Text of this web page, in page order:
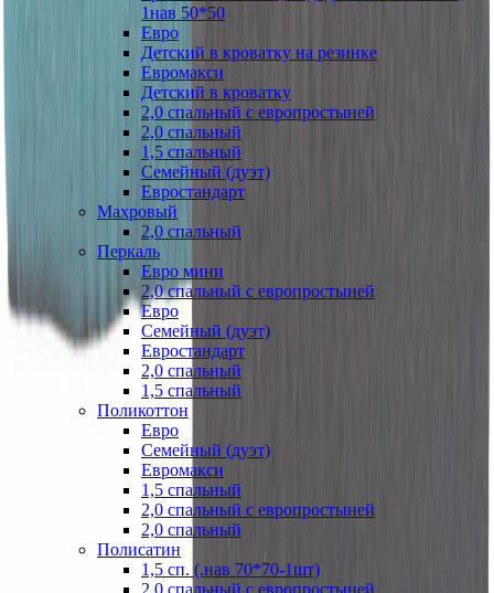
1нав 50*50
Евро
Детский в кроватку на резинке
Евромакси
Детский в кроватку
2,0 спальный с европростыней
2,0 спальный
1,5 спальный
Семейный (дуэт)
Евростандарт
Махровый
2,0 спальный
Перкаль
Евро мини
2,0 спальный с европростыней
Евро
Семейный (дуэт)
Евростандарт
2,0 спальный
1,5 спальный
Поликоттон
Евро
Семейный (дуэт)
Евромакси
1,5 спальный
2,0 спальный с европростыней
2,0 спальный
Полисатин
1,5 сп. (.нав 70*70-1шт)
2,0 спальный с европростыней